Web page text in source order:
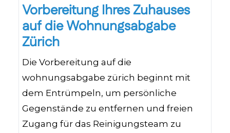
Vorbereitung Ihres Zuhauses
auf die Wohnungsabgabe
Zürich
Die Vorbereitung auf die
wohnungsabgabe zürich beginnt mit
dem Entrümpeln, um persönliche
Gegenstände zu entfernen und freien
Zugang für das Reinigungsteam zu